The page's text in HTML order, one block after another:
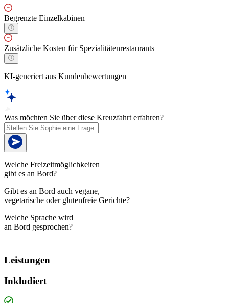
Begrenzte Einzelkabinen
Zusätzliche Kosten für Spezialitätenrestaurants
KI-generiert aus Kundenbewertungen
Was möchten Sie über diese Kreuzfahrt erfahren?
Welche Freizeitmöglichkeiten
gibt es an Bord?
Gibt es an Bord auch vegane,
vegetarische oder glutenfreie Gerichte?
Welche Sprache wird
an Bord gesprochen?
Leistungen
Inkludiert